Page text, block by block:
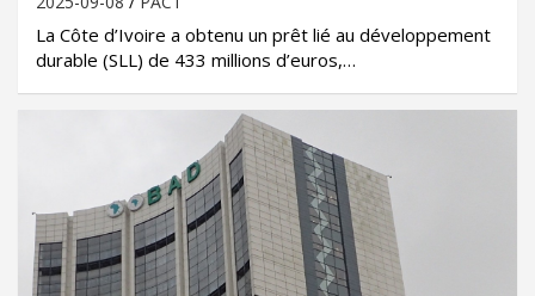
La Côte d’Ivoire a obtenu un prêt lié au développement
durable (SLL) de 433 millions d’euros,…